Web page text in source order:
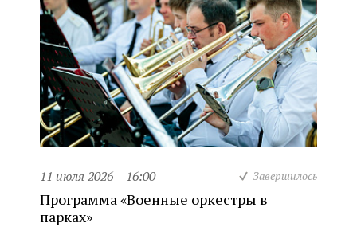
11 июля 2026 16:00 Завершилось
Программа «Военные оркестры в
парках»